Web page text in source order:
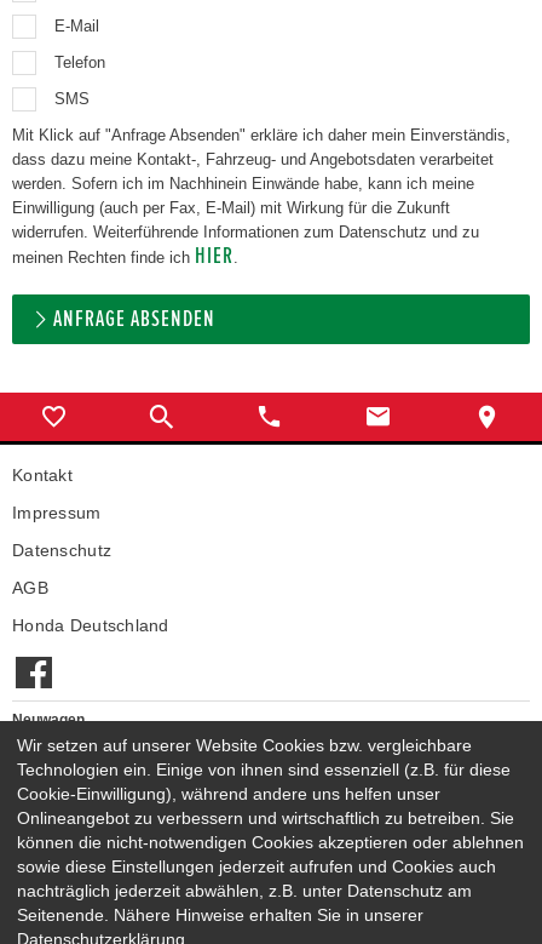
E-Mail
Telefon
SMS
Mit Klick auf "Anfrage Absenden" erkläre ich daher mein Einverständis,
dass dazu meine Kontakt-, Fahrzeug- und Angebotsdaten verarbeitet
werden. Sofern ich im Nachhinein Einwände habe, kann ich meine
Einwilligung (auch per Fax, E-Mail) mit Wirkung für die Zukunft
widerrufen. Weiterführende Informationen zum Datenschutz und zu
meinen Rechten finde ich HIER
ANFRAGE ABSENDEN
Kontakt
Impressum
Datenschutz
AGB
Honda Deutschland
Neuwagen
Honda Neuwagen
Gebrauchtwagen
Honda Gebrauchtwagen
Honda Vorführwagen
Gesamtbestand
NEUWAGENMODELLE
HONDA JAZZ E:HEV
HONDA CIVIC E:HEV
Wir setzen auf unserer Website Cookies bzw. vergleichbare
Technologien ein. Einige von ihnen sind essenziell (z.B. für diese
Cookie-Einwilligung), während andere uns helfen unser
Onlineangebot zu verbessern und wirtschaftlich zu betreiben. Sie
können die nicht-notwendigen Cookies akzeptieren oder ablehnen
sowie diese Einstellungen jederzeit aufrufen und Cookies auch
nachträglich jederzeit abwählen, z.B. unter Datenschutz am
Seitenende. Nähere Hinweise erhalten Sie in unserer
Datenschutzerklärung.